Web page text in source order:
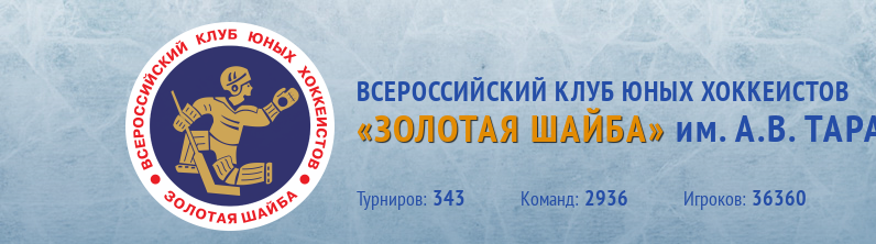
ВСЕРОССИЙСКИЙ КЛУБ ЮНЫХ ХОККЕИСТОВ
«ЗОЛОТАЯ ШАЙБА»им. А.В.
Турниров: 343 Kоманд: 2936 Игроков: 36360